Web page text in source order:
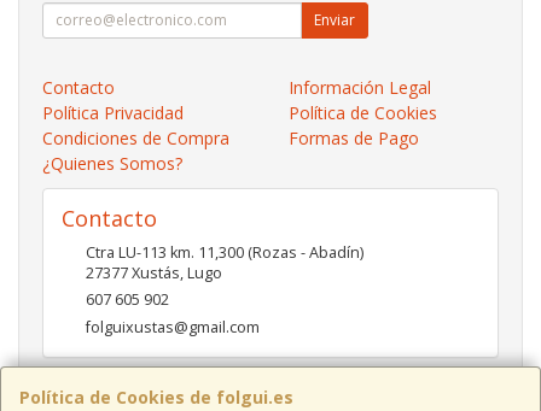
Política de Cookies de folgui.es
Enviar
Contacto
Información Legal
Política Privacidad
Política de Cookies
Condiciones de Compra
Formas de Pago
¿Quienes Somos?
Contacto
Ctra LU-113 km. 11,300 (Rozas - Abadín)
27377Xustás,Lugo
607 605 902
folguixustas@gmail.com